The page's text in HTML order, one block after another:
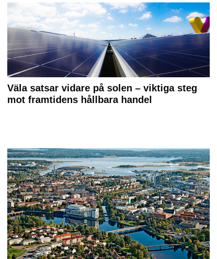
Väla satsar vidare på solen – viktiga steg
mot framtidens hållbara handel